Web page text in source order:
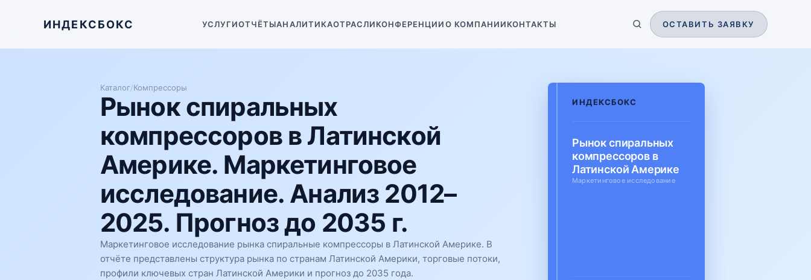
ИНДЕКСБОКС УСЛУГИОТЧЁТЫАНАЛИТИКАОТРАСЛИКОНФЕРЕНЦИИО КОМПАНИИКОНТАКТЫ ОСТАВИТЬ ЗАЯВКУ
Каталог/Компрессоры
Рынок спиральных
компрессоров в Латинской
Америке. Маркетинговое
исследование. Анализ 2012–
2025. Прогноз до 2035 г.
Маркетинговое исследование рынка спиральные компрессоры в Латинской Америке. В
отчёте представлены структура рынка по странам Латинской Америки, торговые потоки,
профили ключевых стран Латинской Америки и прогноз до 2035 года.
ИНДЕКСБОКС
Рынок спиральных
компрессоров в
Латинской Америке
Маркетинговое исследование